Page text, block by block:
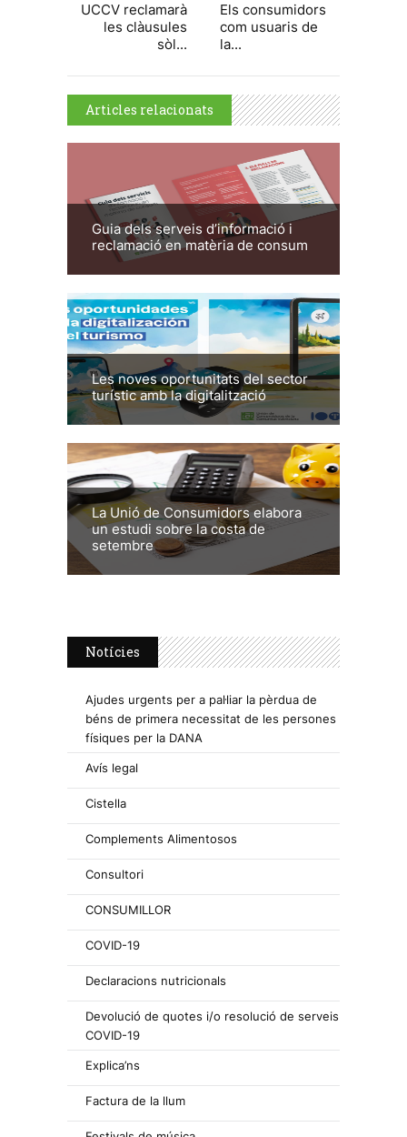
UCCV reclamarà
les clàusules
sòl...
Els consumidors
com usuaris de
la...
Articles relacionats
Guia dels serveis d’informació i
reclamació en matèria de consum
Les noves oportunitats del sector
turístic amb la digitalització
La Unió de Consumidors elabora
un estudi sobre la costa de
setembre
Notícies
Ajudes urgents per a pal·liar la pèrdua de
béns de primera necessitat de les persones
físiques per la DANA
Avís legal
Cistella
Complements Alimentosos
Consultori
CONSUMILLOR
COVID-19
Declaracions nutricionals
Devolució de quotes i/o resolució de serveis
COVID-19
Explica’ns
Factura de la llum